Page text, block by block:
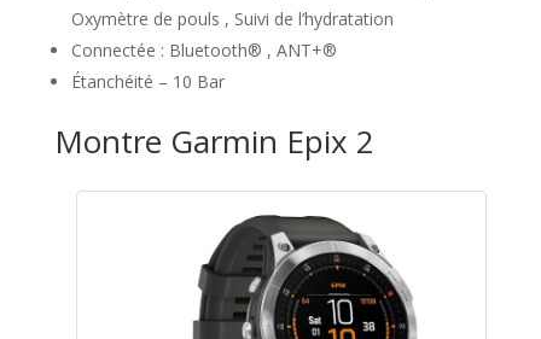
Oxymètre de pouls , Suivi de l’hydratation
Connectée : Bluetooth® , ANT+®
Étanchéité – 10 Bar
Montre Garmin Epix 2